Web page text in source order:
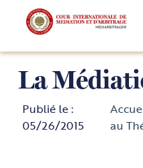
La
Publié le :
05/26/2015
au